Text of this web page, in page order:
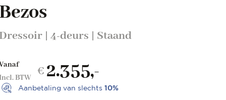
| 4-deurs | Staand
BTW
€ 2.355,-
Aanbetaling van slechts 10%